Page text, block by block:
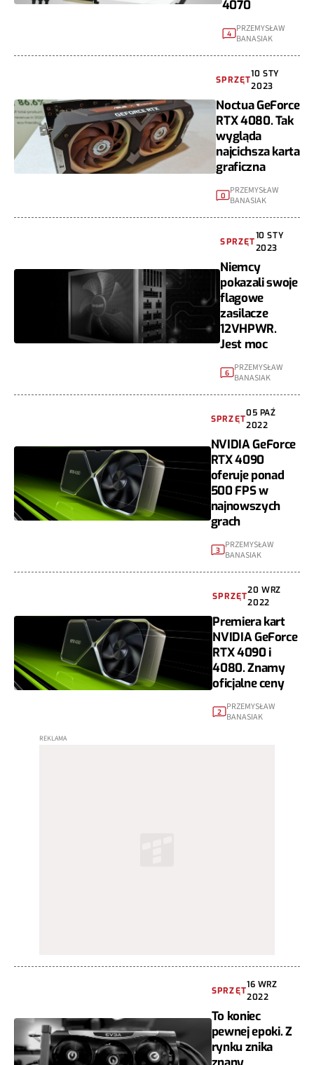
4070
4 PRZEMYSŁAW
BANASIAK
SPRZĘT
10 STY
2023
Noctua GeForce
RTX 4080. Tak
wygląda
najcichsza karta
graficzna
0
PRZEMYSŁAW
BANASIAK
SPRZĘT
10 STY
2023
Niemcy
pokazali swoje
flagowe
zasilacze
12VHPWR.
Jest moc
6
PRZEMYSŁAW
BANASIAK
SPRZĘT
05 PAŹ
2022
NVIDIA GeForce
RTX 4090
oferuje ponad
500 FPS w
najnowszych
grach
3 PRZEMYSŁAW
BANASIAK
SPRZĘT
20 WRZ
2022
Premiera kart
NVIDIA GeForce
RTX 4090 i
4080. Znamy
oficjalne ceny
2
PRZEMYSŁAW
BANASIAK
SPRZĘT
16 WRZ
2022
To koniec
pewnej epoki. Z
rynku znika